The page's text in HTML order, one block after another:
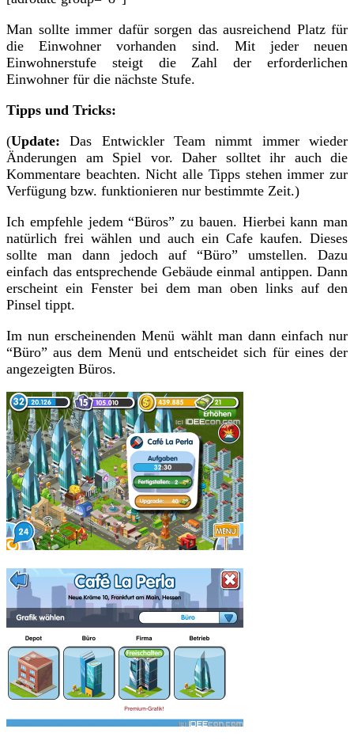
Man sollte immer dafür sorgen das ausreichend Platz für
die Einwohner vorhanden sind. Mit jeder neuen
Einwohnerstufe steigt die Zahl der erforderlichen
Einwohner für die nächste Stufe.
Tipps und Tricks:
(Update: Das Entwickler Team nimmt immer wieder
Änderungen am Spiel vor. Daher solltet ihr auch die
Kommentare beachten. Nicht alle Tipps stehen immer zur
Verfügung bzw. funktionieren nur bestimmte Zeit.)
Ich empfehle jedem “Büros” zu bauen. Hierbei kann man
natürlich frei wählen und auch ein Cafe kaufen. Dieses
sollte man dann jedoch auf “Büro” umstellen. Dazu
einfach das entsprechende Gebäude einmal antippen. Dann
erscheint ein Fenster bei dem man oben links auf den
Pinsel tippt.
Im nun erscheinenden Menü wählt man dann einfach nur
“Büro” aus dem Menü und entscheidet sich für eines der
angezeigten Büros.